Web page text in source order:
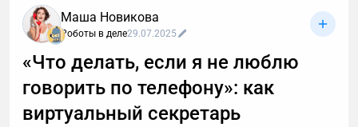
Маша Новикова
Роботы в деле29.07.2025
«Что делать, если я не люблю
говорить по телефону»: как
виртуальный секретарь